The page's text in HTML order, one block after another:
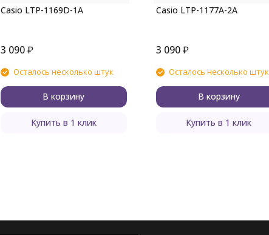
Casio LTP-1169D-1A
3 090₽
Осталось несколько штук
В корзину
Купить в 1 клик
Casio LTP-1177A-2A
3 090₽
Осталось несколько штук
В корзину
Купить в 1 клик